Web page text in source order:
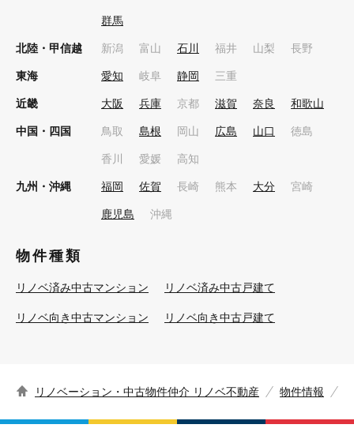
群馬
北陸・甲信越 新潟 富山 石川 福井 山梨 長野
東海 愛知 岐阜 静岡 三重
近畿 大阪 兵庫 京都 滋賀 奈良 和歌山
中国・四国 鳥取 島根 岡山 広島 山口 徳島
香川 愛媛 高知
九州・沖縄 福岡 佐賀 長崎 熊本 大分 宮崎
鹿児島 沖縄
物件種類
リノベ済み中古マンション リノベ済み中古戸建て
リノベ向き中古マンション リノベ向き中古戸建て
リノベーション・中古物件仲介 リノベ不動産 物件情報